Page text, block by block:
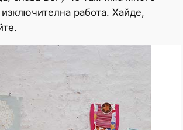
работа. Хайде,